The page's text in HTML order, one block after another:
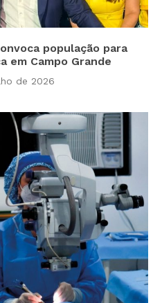
população para
em Campo Grande
de 2026